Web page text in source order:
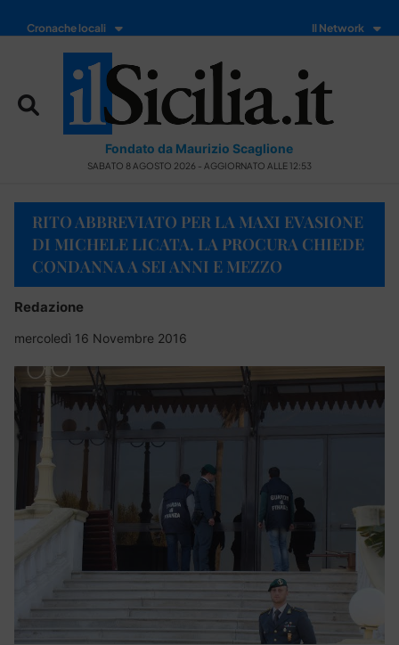
Cronache locali Il Network
Fondato da Maurizio Scaglione
SABATO 8 AGOSTO 2026 - AGGIORNATO ALLE 12:53
RITO ABBREVIATO PER LA MAXI EVASIONE
DI MICHELE LICATA. LA PROCURA CHIEDE
CONDANNA A SEI ANNI E MEZZO
Redazione
mercoledì 16 Novembre 2016